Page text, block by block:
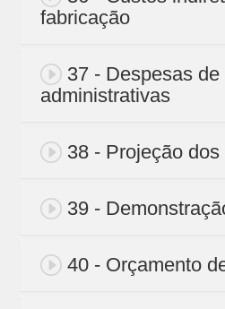
fabricação
37 - Despesas
administrativas
38 - Projeção
39 -
40 - Orçamento